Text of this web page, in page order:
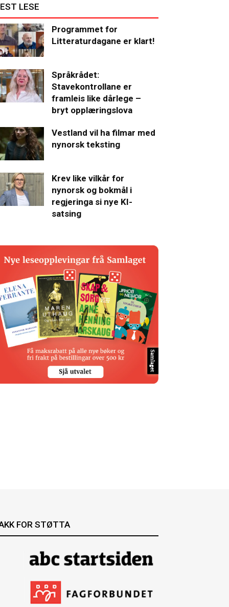
LESE
Programmet for
Litteraturdagane er klart!
Språkrådet:
Stavekontrollane er
framleis like dårlege –
bryt opplæringslova
Vestland vil ha filmar med
nynorsk teksting
Krev like vilkår for
nynorsk og bokmål i
regjeringa si nye KI-
satsing
FOR STØTTA